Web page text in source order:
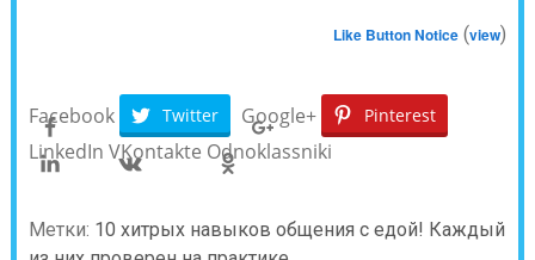
Like Button Notice (view)
Facebook Twitter Google+ Pinterest
LinkedIn VKontakte Odnoklassniki
Метки: 10 хитрых навыков общения с едой! Каждый